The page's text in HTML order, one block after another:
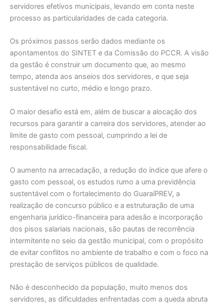
servidores efetivos municipais, levando em conta neste
processo as particularidades de cada categoria.
Os próximos passos serão dados mediante os
apontamentos do SINTET e da Comissão do PCCR. A visão
da gestão é construir um documento que, ao mesmo
tempo, atenda aos anseios dos servidores, e que seja
sustentável no curto, médio e longo prazo.
O maior desafio está em, além de buscar a alocação dos
recursos para garantir a carreira dos servidores, atender ao
limite de gasto com pessoal, cumprindo a lei de
responsabilidade fiscal.
O aumento na arrecadação, a redução do índice que afere o
gasto com pessoal, os estudos rumo a uma previdência
sustentável com o fortalecimento do GuaraíPREV, a
realização de concurso público e a estruturação de uma
engenharia jurídico-financeira para adesão e incorporação
dos pisos salariais nacionais, são pautas de recorrência
intermitente no seio da gestão municipal, com o propósito
de evitar conflitos no ambiente de trabalho e com o foco na
prestação de serviços públicos de qualidade.
Não é desconhecido da população, muito menos dos
servidores, as dificuldades enfrentadas com a queda abruta